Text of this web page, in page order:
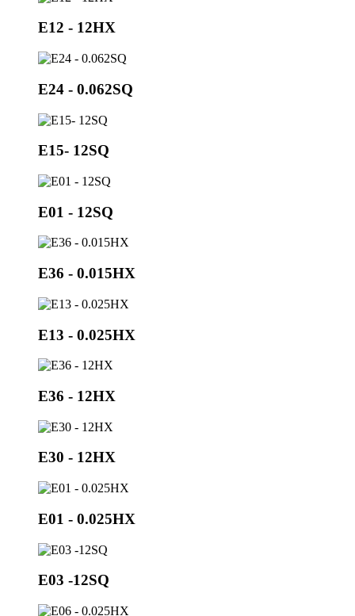
E12 - 12HX
E24 - 0.062SQ
E15- 12SQ
E01 - 12SQ
E36 - 0.015HX
E13 - 0.025HX
E36 - 12HX
E30 - 12HX
E01 - 0.025HX
E03 -12SQ